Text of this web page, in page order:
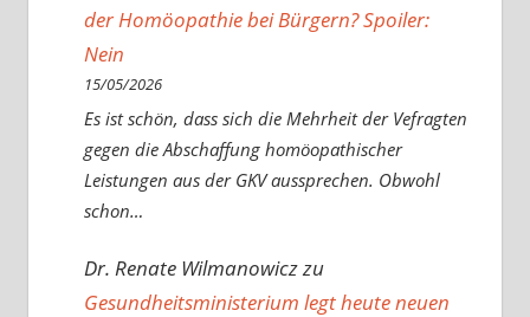
der Homöopathie bei Bürgern? Spoiler:
Nein
15/05/2026
Es ist schön, dass sich die Mehrheit der Vefragten
gegen die Abschaffung homöopathischer
Leistungen aus der GKV aussprechen. Obwohl
schon…
Dr. Renate Wilmanowiczzu
Gesundheitsministerium legt heute neuen